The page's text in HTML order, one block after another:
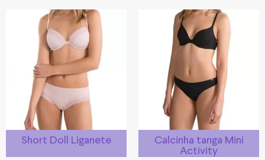
Short Doll Liganete
Calcinha tanga Mini
Activity